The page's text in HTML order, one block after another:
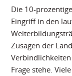
Die 10-
Eingriff in den
Zusagen der
Frage stehe.